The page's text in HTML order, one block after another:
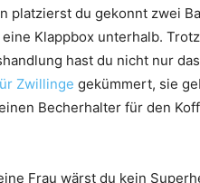
platzierst du gekonnt zwei
Klappbox unterhalb.
hast du nicht nur
Zwillinge gekümmert, sie
Becherhalter für den
Frau wärst du kein